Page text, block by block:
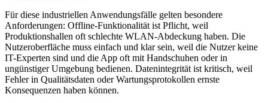
Für diese industriellen Anwendungsfälle gelten besondere
Anforderungen: Offline-Funktionalität ist Pflicht, weil
Produktionshallen oft schlechte WLAN-Abdeckung haben. Die
Nutzeroberfläche muss einfach und klar sein, weil die Nutzer keine
IT-Experten sind und die App oft mit Handschuhen oder in
ungünstiger Umgebung bedienen. Datenintegrität ist kritisch, weil
Fehler in Qualitätsdaten oder Wartungsprotokollen ernste
Konsequenzen haben können.